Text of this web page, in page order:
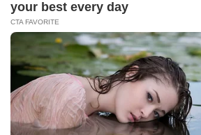
внутрь квартиры, и Никита
квартиры Никита видел
которыми увлекалась его
мог осознать, что теперь это
Хозяин этого великолепия —
Никита прошелся по
дорогая мебель, шикарный